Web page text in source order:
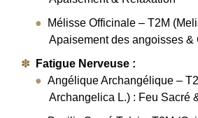
Mélisse Officinale – T2M
Apaisement des angoisses &
Fatigue Nerveuse :
Angélique Archangélique –
Archangelica L.) : Feu Sacré